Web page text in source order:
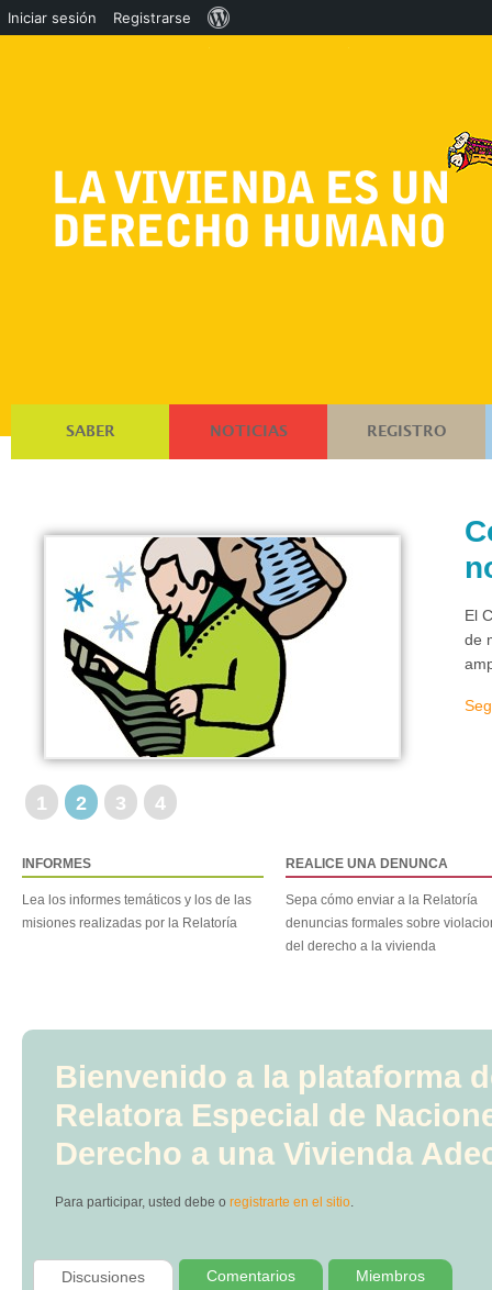
SABER NOTICIAS REGISTRO
El
de
1 2 3 4
INFORMES
Lea los informes temáticos y los de las
misiones realizadas por la Relatoría
REALICE UNA DENUNCA
Sepa cómo enviar a la Relatoría
denuncias formales sobre
del derecho a la vivienda
Bienvenido a la plataforma
Relatora Especial de
Derecho a una Vivienda
Para participar, usted debe o registrarte en el sitio.
Discusiones Comentarios Miembros
Iniciar sesión Registrarse